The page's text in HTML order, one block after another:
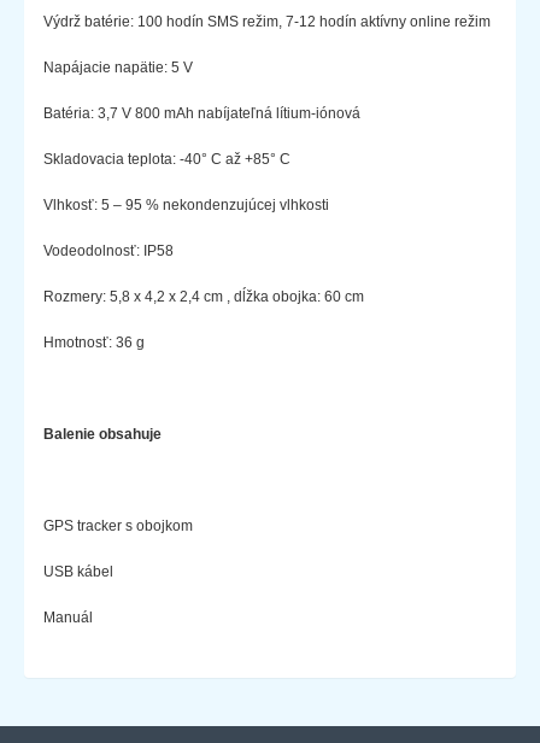
Výdrž batérie: 100 hodín SMS režim, 7-12 hodín aktívny online režim
Napájacie napätie: 5 V
Batéria: 3,7 V 800 mAh nabíjateľná lítium-iónová
Skladovacia teplota: -40° C až +85° C
Vlhkosť: 5 – 95 % nekondenzujúcej vlhkosti
Vodeodolnosť: IP58
Rozmery: 5,8 x 4,2 x 2,4 cm , dĺžka obojka: 60 cm
Hmotnosť: 36 g
Balenie obsahuje
GPS tracker s obojkom
USB kábel
Manuál